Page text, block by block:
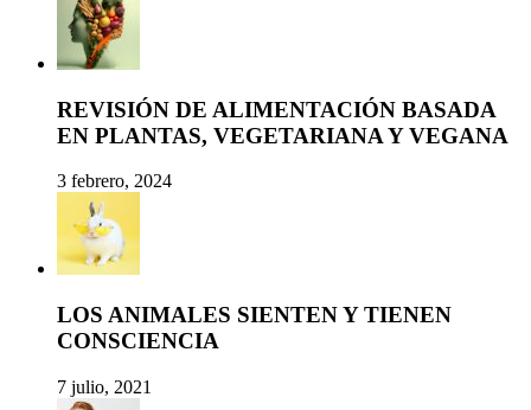
REVISIÓN DE ALIMENTACIÓN BASADA
EN PLANTAS, VEGETARIANA Y VEGANA
3 febrero, 2024
LOS ANIMALES SIENTEN Y TIENEN
CONSCIENCIA
7 julio, 2021